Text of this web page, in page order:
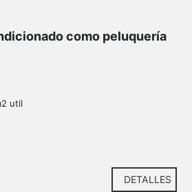
como peluquería
util
DETALLES